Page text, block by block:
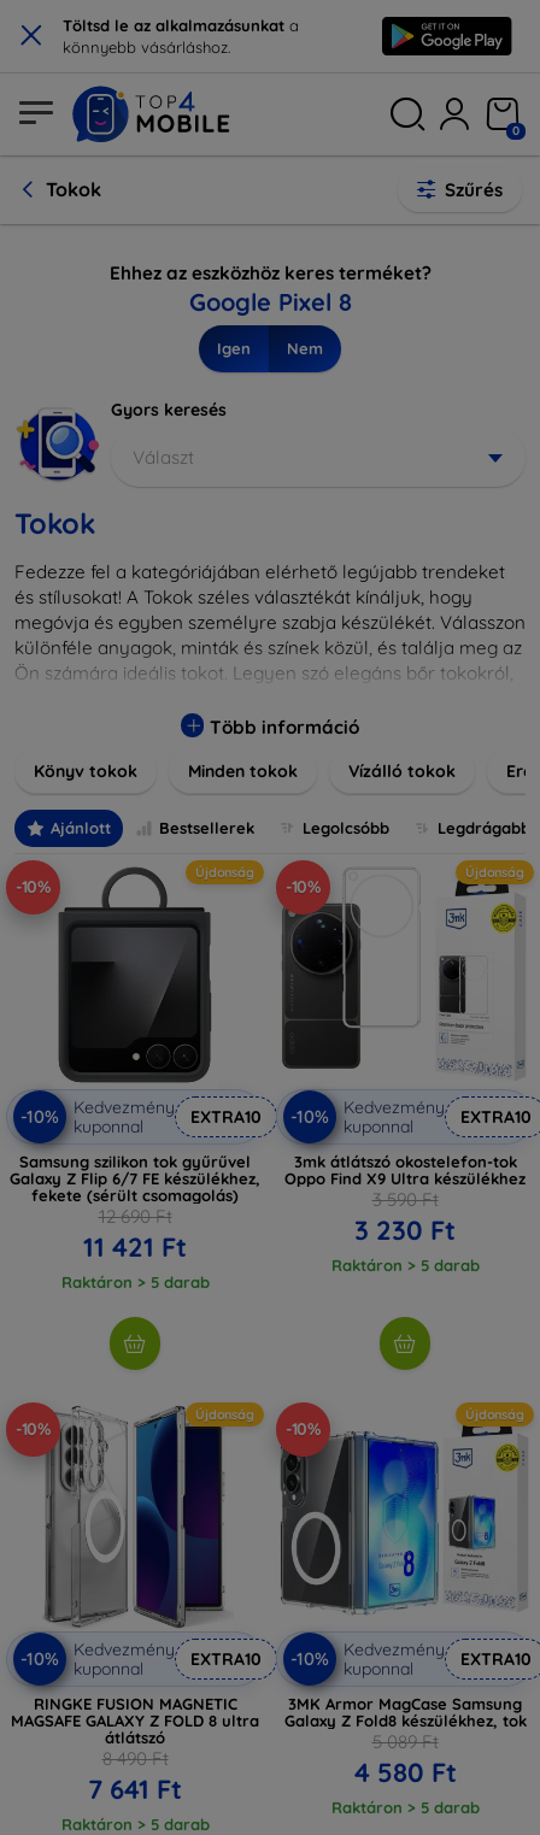
× Töltsd le az alkalmazásunkat a
könnyebb vásárláshoz.
0
Tokok Szűrés
Ehhez az eszközhöz keres terméket?
Google Pixel 8
Igen Nem
Gyors keresés
Választ
Tokok
Fedezze fel a kategóriájában elérhető legújabb trendeket
és stílusokat! A Tokok széles választékát kínáljuk, hogy
megóvja és egyben személyre szabja készülékét. Válasszon
különféle anyagok, minták és színek közül, és találja meg az
Ön számára ideális tokot. Legyen szó elegáns bőr tokokról,
nálunk mindenki megtalálja a stílusához leginkább illő
különlegesebbé eszközeit a tökéletes tokkal!
Több információ
Könyv tokok Minden tokok Vízálló tokok
Ajánlott Bestsellerek Legolcsóbb Legdrágabb
-10%
Újdonság
-10%
Kedvezmény
kuponnal
EXTRA10
Samsung szilikon tok gyűrűvel
Galaxy Z Flip 6/7 FE készülékhez,
fekete (sérült csomagolás)
12 690 Ft
11 421 Ft
Raktáron > 5 darab
-10%
Újdonság
-10%
Kedvezmény
kuponnal
EXTRA10
3mk átlátszó okostelefon-tok
Oppo Find X9 Ultra készülékhez
3 590 Ft
3 230 Ft
Raktáron > 5 darab
-10%
Újdonság
-10%
Kedvezmény
kuponnal
EXTRA10
RINGKE FUSION MAGNETIC
MAGSAFE GALAXY Z FOLD 8 ultra
átlátszó
8 490 Ft
7 641 Ft
Raktáron > 5 darab
-10%
Újdonság
-10%
Kedvezmény
kuponnal
EXTRA10
3MK Armor MagCase Samsung
Galaxy Z Fold8 készülékhez, tok
5 089 Ft
4 580 Ft
Raktáron > 5 darab